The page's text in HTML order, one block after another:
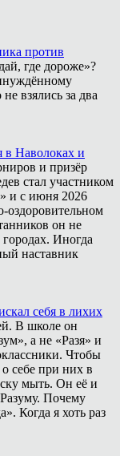
против
где дороже»?
взялись за два
в Наволоках и
и призёр
стал участником
и с июня 2026
оздоровительном
он не
Иногда
наставник
себя в лихих
В школе он
а не «Разя» и
Чтобы
себе при них в
мыть. Он её и
Почему
Когда я хоть раз